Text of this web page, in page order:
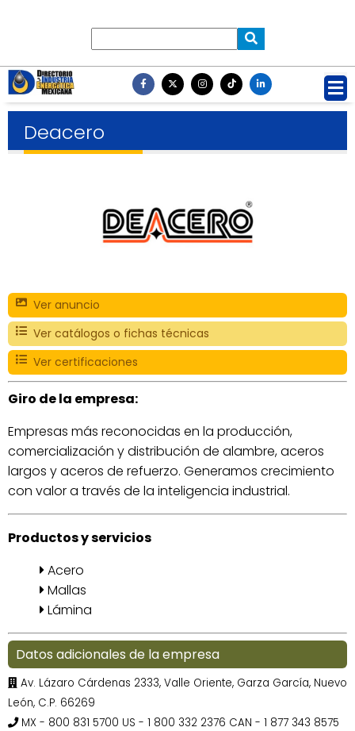
Deacero
Ver anuncio
Ver catálogos o fichas técnicas
Ver certificaciones
Giro de la empresa:
Empresas más reconocidas en la producción,
comercialización y distribución de alambre, aceros
largos y aceros de refuerzo. Generamos crecimiento
con valor a través de la inteligencia industrial.
Productos y servicios
Acero
Mallas
Lámina
Datos adicionales de la empresa
Av. Lázaro Cárdenas 2333, Valle Oriente, Garza García, Nuevo
León, C.P. 66269
MX - 800 831 5700 US - 1 800 332 2376 CAN - 1 877 343 8575